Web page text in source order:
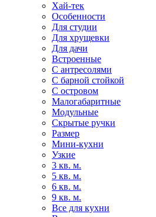
Хай-тек
Особенности
Для студии
Для хрущевки
Для дачи
Встроенные
С антресолями
С барной стойкой
С островом
Малогабаритные
Модульные
Скрытые ручки
Размер
Мини-кухни
Узкие
3 кв. м.
5 кв. м.
6 кв. м.
9 кв. м.
Все для кухни